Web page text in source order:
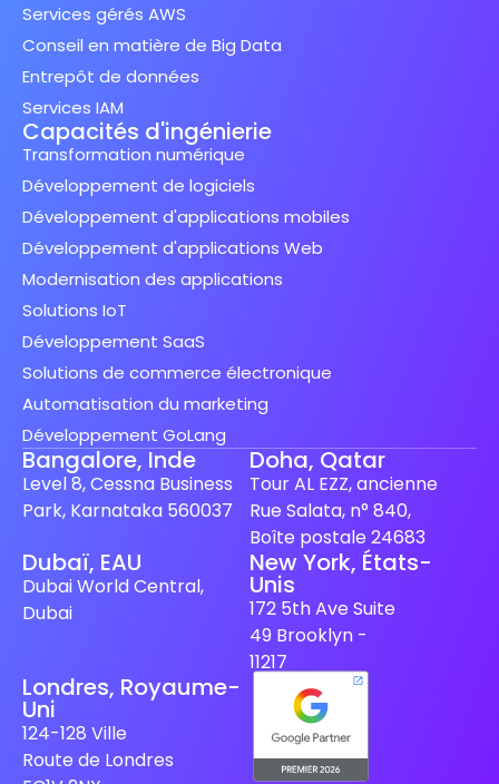
Services gérés AWS
Conseil en matière de Big Data
Entrepôt de données
Services IAM
Capacités d'ingénierie
Transformation numérique
Développement de logiciels
Développement d'applications mobiles
Développement d'applications Web
Modernisation des applications
Solutions IoT
Développement SaaS
Solutions de commerce électronique
Automatisation du marketing
Développement GoLang
Bangalore, Inde
Level 8, Cessna Business
Park, Karnataka 560037
Doha, Qatar
Tour AL EZZ, ancienne
Rue Salata, n° 840,
Boîte postale 24683
Dubaï, EAU
Dubai World Central,
Dubai
New York, États-
Unis
172 5th Ave Suite
49 Brooklyn -
11217
Londres, Royaume-
Uni
124-128 Ville
Route de Londres
German
Japanese
Dutch
Spanish (Spain)